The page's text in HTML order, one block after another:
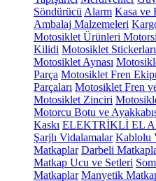
Söndürücü Alarm Kasa ve
Ambalaj Malzemeleri
Motosiklet Ürünleri
Kilidi Motosiklet Stickerları
Motosiklet Aynası
Parça Motosiklet Fren
Parçaları Motosiklet Fren
Motosiklet Zinciri
Motorcu Botu ve
Kaskı ELEKTRİKLİ EL
Şarjlı Vidalamalar Kablolu
Matkaplar Darbeli
Matkap Ucu ve Setleri
Matkaplar Manyetik